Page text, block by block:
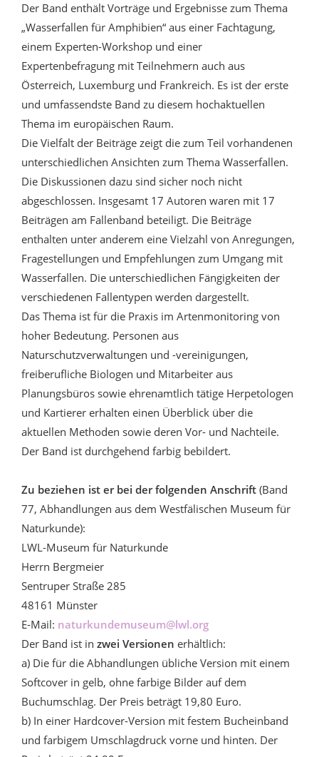
Der Band enthält Vorträge und Ergebnisse zum Thema
„Wasserfallen für Amphibien“ aus einer Fachtagung,
einem Experten-Workshop und einer
Expertenbefragung mit Teilnehmern auch aus
Österreich, Luxemburg und Frankreich. Es ist der erste
und umfassendste Band zu diesem hochaktuellen
Thema im europäischen Raum.
Die Vielfalt der Beiträge zeigt die zum Teil vorhandenen
unterschiedlichen Ansichten zum Thema Wasserfallen.
Die Diskussionen dazu sind sicher noch nicht
abgeschlossen. Insgesamt 17 Autoren waren mit 17
Beiträgen am Fallenband beteiligt. Die Beiträge
enthalten unter anderem eine Vielzahl von Anregungen,
Fragestellungen und Empfehlungen zum Umgang mit
Wasserfallen. Die unterschiedlichen Fängigkeiten der
verschiedenen Fallentypen werden dargestellt.
Das Thema ist für die Praxis im Artenmonitoring von
hoher Bedeutung. Personen aus
Naturschutzverwaltungen und -vereinigungen,
freiberufliche Biologen und Mitarbeiter aus
Planungsbüros sowie ehrenamtlich tätige Herpetologen
und Kartierer erhalten einen Überblick über die
aktuellen Methoden sowie deren Vor- und Nachteile.
Der Band ist durchgehend farbig bebildert.
Zu beziehen ist er bei der folgenden Anschrift (Band
77, Abhandlungen aus dem Westfälischen Museum für
Naturkunde):
LWL-Museum für Naturkunde
Herrn Bergmeier
Sentruper Straße 285
48161 Münster
E-Mail: naturkundemuseum@lwl.org
Der Band ist in zwei Versionen erhältlich:
a) Die für die Abhandlungen übliche Version mit einem
Softcover in gelb, ohne farbige Bilder auf dem
Buchumschlag. Der Preis beträgt 19,80 Euro.
b) In einer Hardcover-Version mit festem Bucheinband
und farbigem Umschlagdruck vorne und hinten. Der